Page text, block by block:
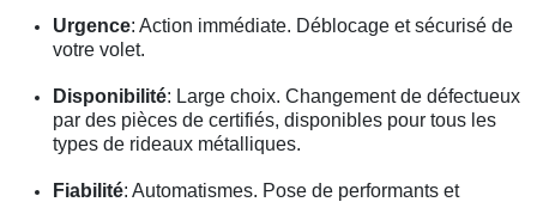
Urgence: Action immédiate. Déblocage et sécurisé de
votre volet.
Disponibilité: Large choix. Changement de défectueux
par des pièces de certifiés, disponibles pour tous les
types de rideaux métalliques.
Fiabilité: Automatismes. Pose de performants et